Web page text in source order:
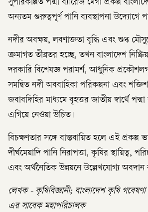
সুপরিকল্পিত পদ্মা ব্যারেজ মেগা প্রকল্প
অন্যতম গুরুত্বপূর্ণ পানি ব্যবস্থাপনা উদ্যোগে
নদীর অবক্ষয়, লবণাক্ততা বৃদ্ধি এবং শুষ্ক
ক্রমাগত তীব্রতর হচ্ছে, তখন বাংলাদেশ
দরকারি বিশেষজ্ঞ পরামর্শ, আধুনিক
সমন্বিত নদী অববাহিকা পরিকল্পনা এবং
জবাবদিহির মাধ্যমে বৃহত্তর জাতীয় স্বার্থে
এগিয়ে নেওয়া উচিত।
বিচক্ষণতার সঙ্গে বাস্তবায়িত হলে এই প্রকল্প
দীর্ঘমেয়াদি পানি নিরাপত্তা, কৃষির স্থায়িত্ব,
এবং অর্থনৈতিক উন্নয়নে উল্লেখযোগ্য অবদান
লেখক - কৃষিবিজ্ঞানী; বাংলাদেশ কৃষি গবেষণা
এর সাবেক মহাপরিচালক